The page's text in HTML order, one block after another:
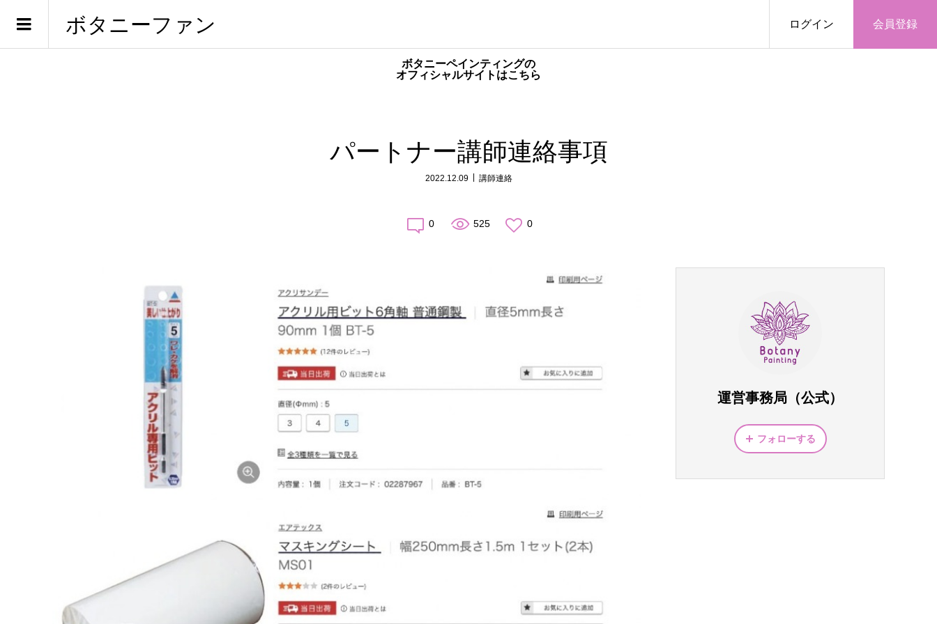
ボタニーファン ログイン 会員登録
ボタニーペインティングの
オフィシャルサイトはこちら
パートナー講師連絡事項
2022.12.09 講師連絡
0 525 0
運営事務局（公式）
フォローする